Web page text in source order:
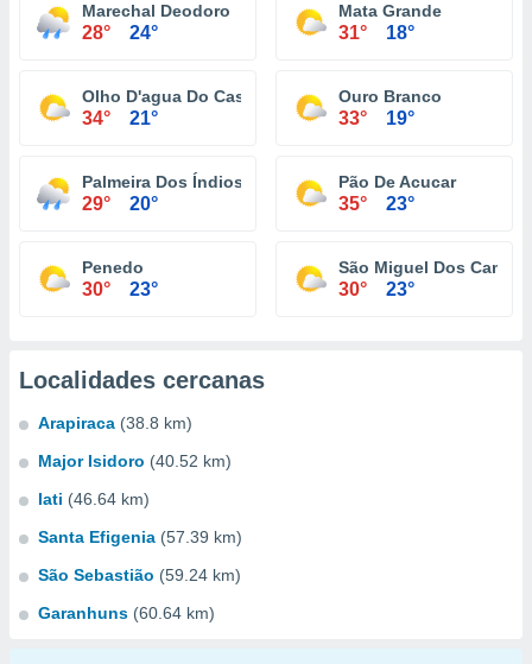
Marechal Deodoro
28° 24°
Mata Grande
31° 18°
Olho D'agua Do Casado
34° 21°
Ouro Branco
33° 19°
Palmeira Dos Índios
29° 20°
Pão De Acucar
35° 23°
Penedo
30° 23°
São Miguel Dos
30° 23°
Localidades cercanas
Arapiraca (38.8 km)
Major Isidoro (40.52 km)
Iati (46.64 km)
Santa Efigenia (57.39 km)
São Sebastião (59.24 km)
Garanhuns (60.64 km)